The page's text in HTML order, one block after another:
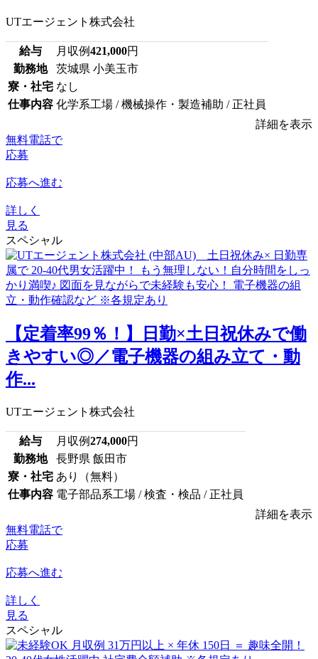
UTエージェント株式会社
給与 月収例421,000円
勤務地
茨城県 小美玉市
寮・社宅 なし
仕事内容 化学系工場 / 機械操作・製造補助 / 正社員
詳細を表示
無料電話で
応募
応募へ進む
詳しく
見る
スペシャル
【定着率99％！】日勤×土日祝休みで働
きやすい◎／電子機器の組み立て・動
作...
UTエージェント株式会社
給与 月収例274,000円
勤務地
長野県 飯田市
寮・社宅 あり（無料）
仕事内容 電子部品系工場 / 検査・検品 / 正社員
詳細を表示
無料電話で
応募
応募へ進む
詳しく
見る
スペシャル